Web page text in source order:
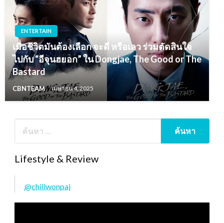
ENTERTAIN
เมื่อชีวิตมันต้องเลือก จะดี หรือเลว ร่วมตัดสินใจ
ไปกับ “อีจุนฮยอก” ใน Dongjae, The Good or The
Bastard
CBNTEAM เมษายน 4, 2025
Lifestyle & Review
@chillwonpai